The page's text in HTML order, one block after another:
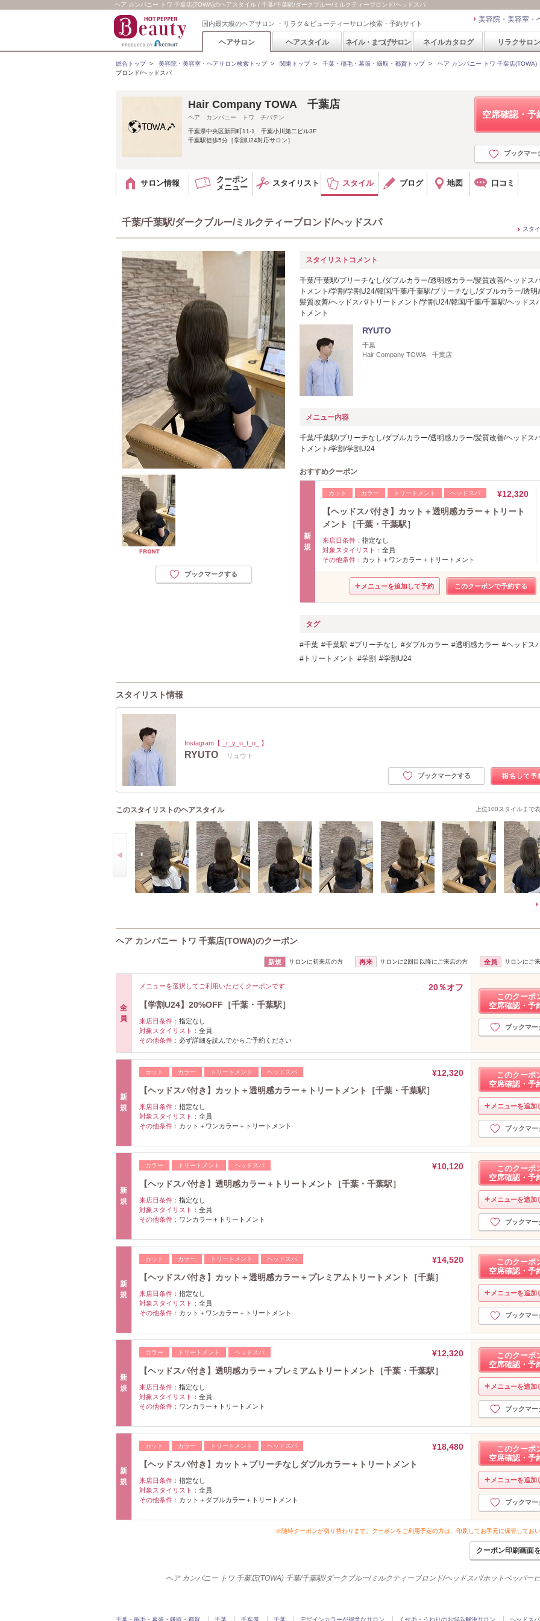
ヘア カンパニー トワ 千葉店(TOWA)のヘアスタイル / 千葉/千葉駅/ダークブルー/ミルクティーブロンド/ヘッドスパ
国内最大級のヘアサロン ・リラク＆ビューティーサロン検索・予約サイト 美容院・美容室・
ヘアサロン ヘアスタイル ネイル・まつげサロン ネイルカタログ リラクサロン
総合トップ> 美容院・美容室・ヘアサロン検索トップ> 関東トップ> 千葉・稲毛・幕張・鎌取・都賀トップ> ヘア カンパニー トワ 千葉店(TOWA)
ブロンド/ヘッドスパ
空席確認・予
ブックマー
Hair Company TOWA 千葉店
ヘア カンパニー トワ チバテン
千葉県中央区新田町11-1 千葉小川第二ビル3F
千葉駅徒歩5分［学割U24対応サロン］
サロン情報
クーポン
メニュー
スタイリスト スタイル ブログ 地図 口コミ
千葉/千葉駅/ダークブルー/ミルクティーブロンド/ヘッドスパ
スタ
ブックマークする
スタイリストコメント
千葉/千葉駅/ブリーチなし/ダブルカラー/透明感カラー/髪質改善/ヘッドス
トメント/学割/学割U24/韓国/千葉/千葉駅/ブリーチなし/ダブルカラー/透明
髪質改善/ヘッドスパ/トリートメント/学割U24/韓国/千葉/千葉駅/ヘッドス
トメント
RYUTO
千葉
Hair Company TOWA 千葉店
メニュー内容
千葉/千葉駅/ブリーチなし/ダブルカラー/透明感カラー/髪質改善/ヘッドス
トメント/学割/学割U24
おすすめクーポン
新
規
カット カラー トリートメント ヘッドスパ
¥12,320
【ヘッドスパ付き】カット＋透明感カラー＋トリート
メント［千葉・千葉駅］
来店日条件： 指定なし
対象スタイリスト： 全員
その他条件： カット＋ワンカラー＋トリートメント
メニューを追加して予約 このクーポンで予約する
タグ
千葉 千葉駅 ブリーチなし ダブルカラー 透明感カラー
ヘッドス
トリートメント
学割 学割U24
スタイリスト情報
Instagram【 _r_y_u_t_o_ 】
RYUTO リュウト
ブックマークする
このスタイリストのヘアスタイル 上位100スタイルまで
ヘア カンパニー トワ 千葉店(TOWA)のクーポン
新規 サロンに初来店の方 再来 サロンに2回目以降にご来店の方 全員 サロンにご
全
員
メニューを選択してご利用いただくクーポンです
20％オフ
【学割U24】20%OFF［千葉・千葉駅］
来店日条件： 指定なし
対象スタイリスト： 全員
その他条件： 必ず詳細を読んでからご予約ください
このクーポ
空席確認・予
ブックマー
新
規
カット カラー トリートメント ヘッドスパ
¥12,320
【ヘッドスパ付き】カット＋透明感カラー＋トリートメント［千葉・千葉駅］
来店日条件： 指定なし
対象スタイリスト： 全員
その他条件： カット＋ワンカラー＋トリートメント
このクーポ
空席確認・予
メニューを追加
ブックマー
新
規
カラー トリートメント ヘッドスパ
¥10,120
【ヘッドスパ付き】透明感カラー＋トリートメント［千葉・千葉駅］
来店日条件： 指定なし
対象スタイリスト： 全員
その他条件： ワンカラー＋トリートメント
このクーポ
空席確認・予
メニューを追加
ブックマー
新
規
カット カラー トリートメント ヘッドスパ
¥14,520
【ヘッドスパ付き】カット＋透明感カラー＋プレミアムトリートメント［千葉］
来店日条件： 指定なし
対象スタイリスト： 全員
その他条件： カット＋ワンカラー＋トリートメント
このクーポ
空席確認・予
メニューを追加
ブックマー
新
規
カラー トリートメント ヘッドスパ
¥12,320
【ヘッドスパ付き】透明感カラー＋プレミアムトリートメント［千葉・千葉駅］
来店日条件： 指定なし
対象スタイリスト： 全員
その他条件： ワンカラー＋トリートメント
このクーポ
空席確認・予
メニューを追加
ブックマー
新
規
カット カラー トリートメント ヘッドスパ
¥18,480
【ヘッドスパ付き】カット＋ブリーチなしダブルカラー＋トリートメント
来店日条件： 指定なし
対象スタイリスト： 全員
その他条件： カット＋ダブルカラー＋トリートメント
このクーポ
空席確認・予
メニューを追加
ブックマー
※随時クーポンが切り替わります。クーポンをご利用予定の方は、印刷してお手元に保管しておい
クーポン印刷画面
ヘア カンパニー トワ 千葉店(TOWA) 千葉/千葉駅/ダークブルー/ミルクティーブロンド/ヘッドスパ/ホットペッパー
千葉・稲毛・幕張・鎌取・都賀 千葉 千葉県 千葉 デザインカラーが得意なサロン くせ毛・うねりのお悩み解決サロン ヘッドス